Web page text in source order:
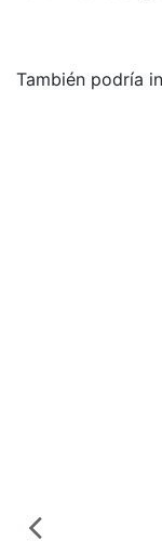
También podría